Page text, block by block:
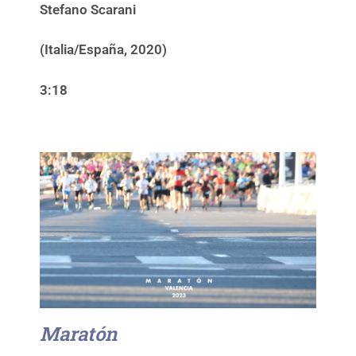
Stefano Scarani
(Italia/España, 2020)
3:18
Maratón